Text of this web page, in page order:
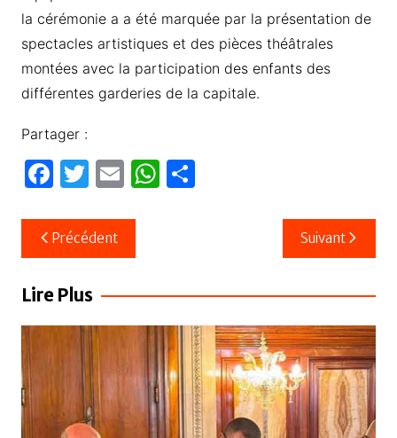
la cérémonie a a été marquée par la présentation de
spectacles artistiques et des pièces théâtrales
montées avec la participation des enfants des
différentes garderies de la capitale.
Partager :
F
c
e
b
o
T
itt
er
E
ail
W
A
p
P
er
Navigation
de
l’article
Précédent Suivant
Lire Plus